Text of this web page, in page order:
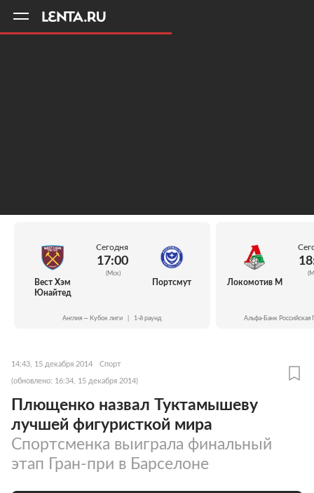
Вест Хэм
Юнайтед
Сегодня
17:00
(Мск)
Портсмут
Англия — Кубок лиги 1-й раунд
Локомотив М
Альфа-Банк Российская
14:43, 15 декабря 2014 Спорт
(обновлено: 16:34, 15 декабря 2014)
Плющенко назвал Туктамышеву
лучшей фигуристкой мира
Спортсменка выиграла финальный
этап Гран-при в Барселоне